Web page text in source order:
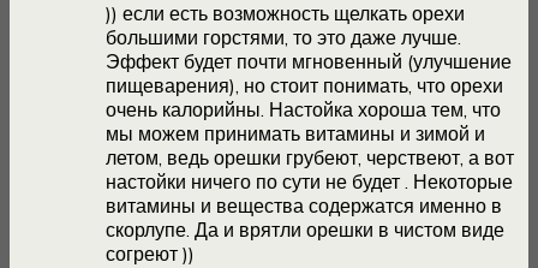
)) если есть возможность щелкать орехи
большими горстями, то это даже лучше.
Эффект будет почти мгновенный (улучшение
пищеварения), но стоит понимать, что орехи
очень калорийны. Настойка хороша тем, что
мы можем принимать витамины и зимой и
летом, ведь орешки грубеют, черствеют, а вот
настойки ничего по сути не будет . Некоторые
витамины и вещества содержатся именно в
скорлупе. Да и врятли орешки в чистом виде
согреют ))